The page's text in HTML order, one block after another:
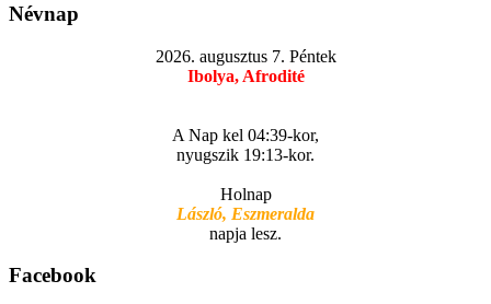
Névnap
2026. augusztus 7. Péntek
Ibolya, Afrodité
A Nap kel 04:39-kor,
nyugszik 19:13-kor.
Holnap
László, Eszmeralda
napja lesz.
Facebook